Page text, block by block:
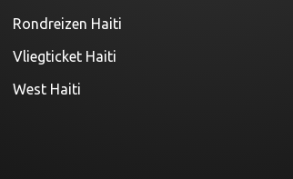
Rondreizen Haiti
Vliegticket Haiti
West Haiti